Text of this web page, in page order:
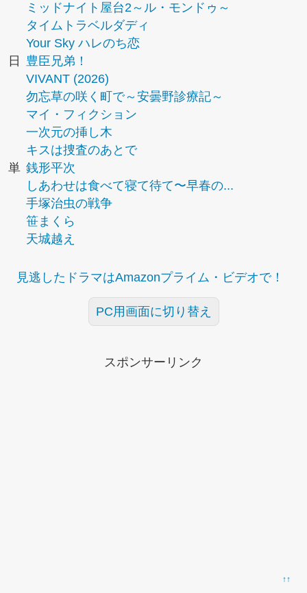
ミッドナイト屋台2～ル・モンドゥ～
タイムトラベルダディ
Your Sky ハレのち恋
日
豊臣兄弟！
VIVANT (2026)
勿忘草の咲く町で～安曇野診療記～
マイ・フィクション
一次元の挿し木
キスは捜査のあとで
単 銭形平次
しあわせは食べて寝て待て〜早春の...
手塚治虫の戦争
笹まくら
天城越え
見逃したドラマはAmazonプライム・ビデオで！
PC用画面に切り替え
スポンサーリンク
↑↑